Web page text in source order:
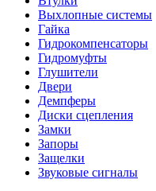
Выхлопные системы
Гайка
Гидрокомпенсаторы
Гидромуфты
Глушители
Двери
Демпферы
Диски сцепления
Замки
Запоры
Защелки
Звуковые сигналы